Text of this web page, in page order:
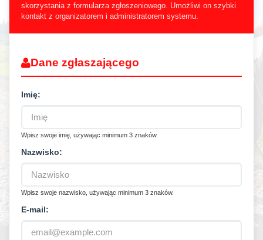
skorzystania z formularza zgłoszeniowego. Umożliwi on szybki
kontakt z organizatorem i administratorem systemu.
Dane zgłaszającego
Imię:
Wpisz swoje imię, używając minimum 3 znaków.
Nazwisko:
Wpisz swoje nazwisko, używając minimum 3 znaków.
E-mail: